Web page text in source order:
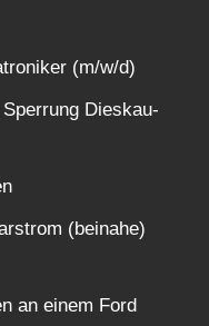
(m/w/d)
Dieskau-
(beinahe)
an einem Ford